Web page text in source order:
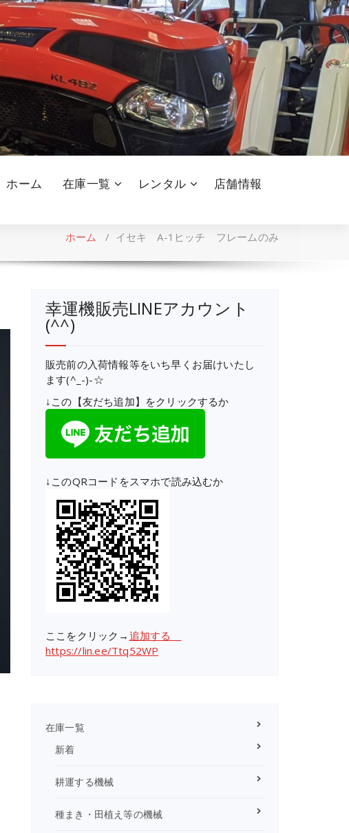
ホーム 在庫一覧 レンタル 店舗情報
ホーム / イセキ A-1ヒッチ フレームのみ
幸運機販売LINEアカウント
(^^)
販売前の入荷情報等をいち早くお届けいたし
ます(^_-)-☆
↓この【友だち追加】をクリックするか
↓このQRコードをスマホで読み込むか
ここをクリック→ 追加する
https://lin.ee/Ttq52WP
在庫一覧
新着
耕運する機械
種まき・田植え等の機械